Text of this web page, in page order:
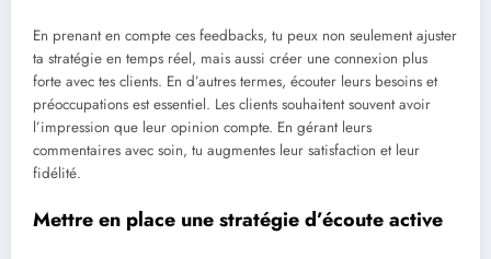
En prenant en compte ces feedbacks, tu peux non seulement ajuster
ta stratégie en temps réel, mais aussi créer une connexion plus
forte avec tes clients. En d’autres termes, écouter leurs besoins et
préoccupations est essentiel. Les clients souhaitent souvent avoir
l’impression que leur opinion compte. En gérant leurs
commentaires avec soin, tu augmentes leur satisfaction et leur
fidélité.
Mettre en place une stratégie d’écoute active